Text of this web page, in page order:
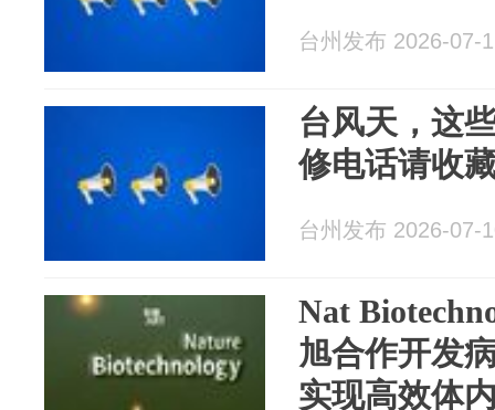
台州发布 2026-07-
台风天，这
修电话请收
台州发布 2026-07-
Nat
旭合作开发
实现高效体